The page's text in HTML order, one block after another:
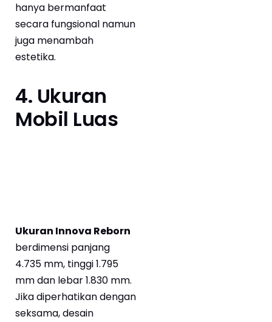
hanya bermanfaat
secara fungsional namun
juga menambah
estetika.
4. Ukuran
Mobil Luas
Ukuran Innova Reborn
berdimensi panjang
4.735 mm, tinggi 1.795
mm dan lebar 1.830 mm.
Jika diperhatikan dengan
seksama, desain